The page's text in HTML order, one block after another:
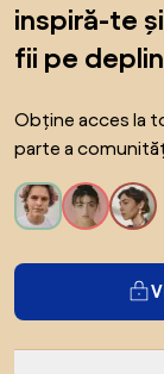
inspiră-te și
fii pe deplin
Obține acces la
parte a